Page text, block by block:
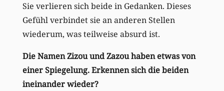
Sie verlieren sich beide in Gedanken. Dieses
Gefühl verbindet sie an anderen Stellen
wiederum, was teilweise absurd ist.
Die Namen Zizou und Zazou haben etwas von
einer Spiegelung. Erkennen sich die beiden
ineinander wieder?